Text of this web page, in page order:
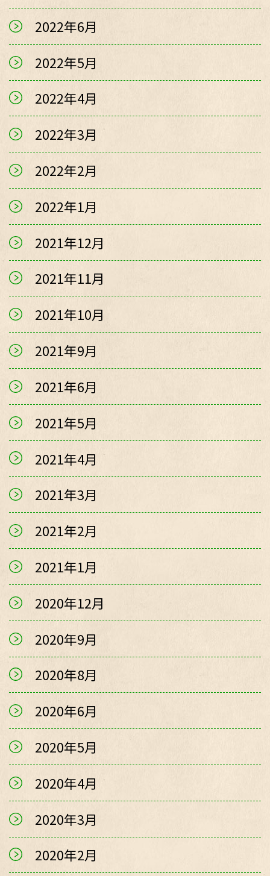
2022年6月
2022年5月
2022年4月
2022年3月
2022年2月
2022年1月
2021年12月
2021年11月
2021年10月
2021年9月
2021年6月
2021年5月
2021年4月
2021年3月
2021年2月
2021年1月
2020年12月
2020年9月
2020年8月
2020年6月
2020年5月
2020年4月
2020年3月
2020年2月